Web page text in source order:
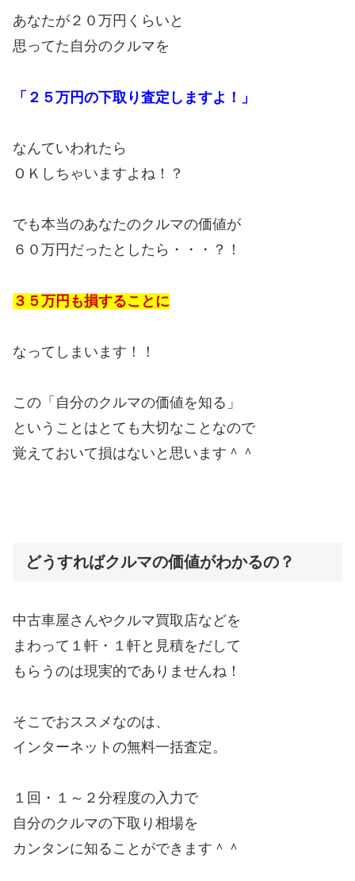
あなたが２０万円くらいと
思ってた自分のクルマを
「２５万円の下取り査定しますよ！」
なんていわれたら
ＯＫしちゃいますよね！？
でも本当のあなたのクルマの価値が
６０万円だったとしたら・・・？！
３５万円も損することに
なってしまいます！！
この「自分のクルマの価値を知る」
ということはとても大切なことなので
覚えておいて損はないと思います＾＾
どうすればクルマの価値がわかるの？
中古車屋さんやクルマ買取店などを
まわって１軒・１軒と見積をだして
もらうのは現実的でありませんね！
そこでおススメなのは、
インターネットの無料一括査定。
１回・１～２分程度の入力で
自分のクルマの下取り相場を
カンタンに知ることができます＾＾